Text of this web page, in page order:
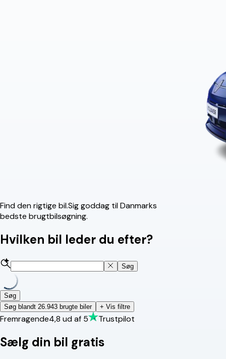
Find den rigtige bil.Sig goddag til Danmarks
bedste brugtbilsøgning.
Hvilken bil leder du efter?
Søg
Søg
Søg blandt 26.943 brugte biler
+ Vis filtre
Fremragende4,8 ud af 5 Trustpilot
Sælg din bil gratis